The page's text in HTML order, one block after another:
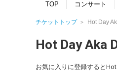
TOP コンサート
チケットトップ Hot Day
Hot Day Aka
お気に入りに登録すると